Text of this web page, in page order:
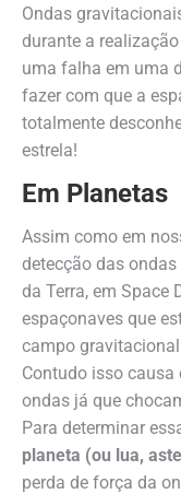
Ondas
durante a
uma falha em uma
fazer com que a
totalmente
estrela!
Em Planetas
Assim como em
detecção das
da Terra, em Space
espaçonaves que
campo
Contudo isso causa
ondas já que
Para determinar
planeta (ou lua,
perda de força da